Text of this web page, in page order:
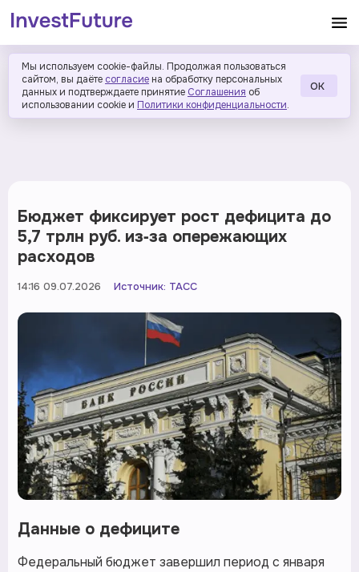
Мы используем cookie-файлы. Продолжая пользоваться
сайтом, вы даёте согласие на обработку персональных
данных и подтверждаете принятие Соглашения об
использовании cookie и Политики конфиденциальности.
ОК
Бюджет фиксирует рост дефицита до
5,7 трлн руб. из‑за опережающих
расходов
14:16 09.07.2026 Источник: ТАСС
Данные о дефиците
Федеральный бюджет завершил период с января